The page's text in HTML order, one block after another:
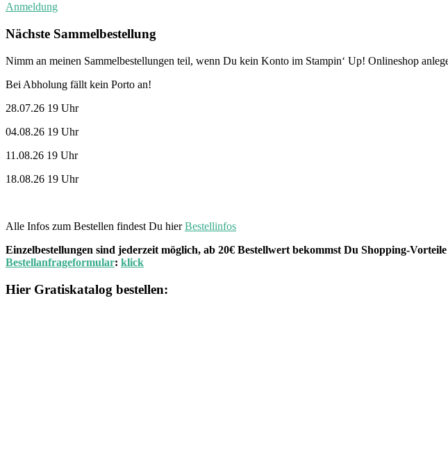
Anmeldung
Nächste Sammelbestellung
Nimm an meinen Sammelbestellungen teil, wenn Du kein Konto im Stampin‘ Up! Onlineshop
Bei Abholung fällt kein Porto an!
28.07.26 19 Uhr
04.08.26 19 Uhr
11.08.26 19 Uhr
18.08.26 19 Uhr
Alle Infos zum Bestellen findest Du hierBestellinfos
Einzelbestellungen sind jederzeit möglich, ab 20€ Bestellwert bekommst Du Shopping-
Bestellanfrageformular: klick
Hier Gratiskatalog bestellen: